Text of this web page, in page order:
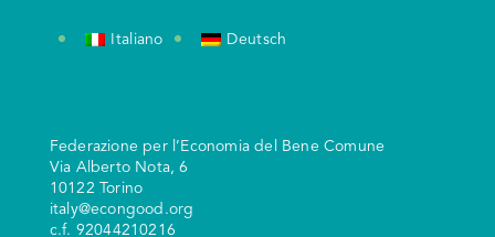
Italiano Deutsch
Federazione per l’Economia del Bene Comune
Via Alberto Nota, 6
10122 Torino
italy@econgood.org
c.f. 92044210216